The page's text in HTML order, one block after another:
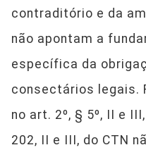
contraditório e da
não apontam a
específica da
consectários legais.
no art. 2º, § 5º, II e
202, II e III, do CTN